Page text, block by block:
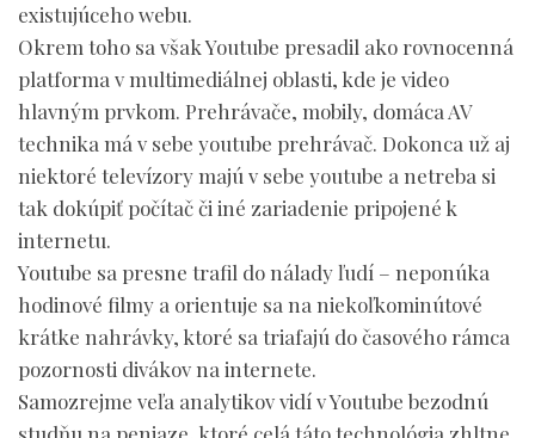
existujúceho webu.
Okrem toho sa však Youtube presadil ako rovnocenná
platforma v multimediálnej oblasti, kde je video
hlavným prvkom. Prehrávače, mobily, domáca AV
technika má v sebe youtube prehrávač. Dokonca už aj
niektoré televízory majú v sebe youtube a netreba si
tak dokúpiť počítač či iné zariadenie pripojené k
internetu.
Youtube sa presne trafil do nálady ľudí – neponúka
hodinové filmy a orientuje sa na niekoľkominútové
krátke nahrávky, ktoré sa triafajú do časového rámca
pozornosti divákov na internete.
Samozrejme veľa analytikov vidí v Youtube bezodnú